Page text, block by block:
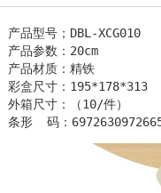
产品型号；DBL-XCG010
产品参数：20cm
产品材质：精铁
彩盒尺寸：195*178*313
外箱尺寸：（10/件）
条形  码：